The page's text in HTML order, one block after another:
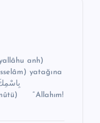
anh)
yatağına